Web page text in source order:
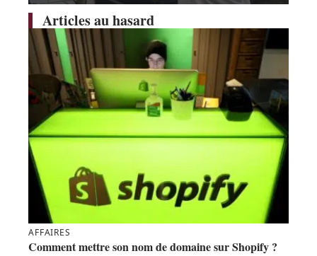
Articles au hasard
AFFAIRES
Comment mettre son nom de domaine sur Shopify ?